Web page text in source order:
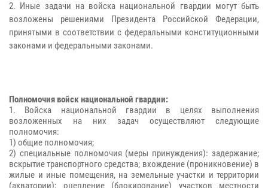
2. Иные задачи на войска национальной гвардии могут быть
возложены решениями Президента Российской Федерации,
принятыми в соответствии с федеральными конституционными
законами и федеральными законами.
Полномочия войск национальной гвардии:
1. Войска национальной гвардии в целях выполнения
возложенных на них задач осуществляют следующие
полномочия:
1) общие полномочия;
2) специальные полномочия (меры принуждения): задержание;
вскрытие транспортного средства; вхождение (проникновение) в
жилые и иные помещения, на земельные участки и территории
(акватории); оцепление (блокирование) участков местности